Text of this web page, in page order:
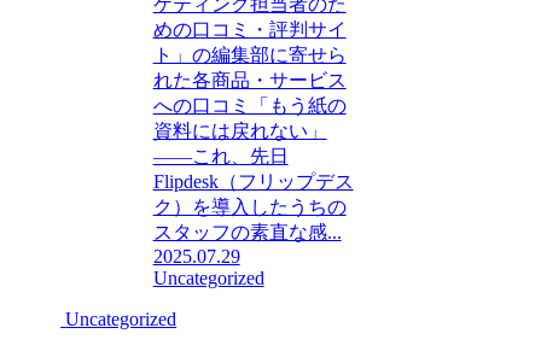
ケティング担当者のた
めの口コミ・評判サイ
ト」の編集部に寄せら
れた各商品・サービス
への口コミ「もう紙の
資料には戻れない」
――これ、先日
Flipdesk（フリップデス
ク）を導入したうちの
スタッフの素直な感...
2025.07.29
Uncategorized
Uncategorized